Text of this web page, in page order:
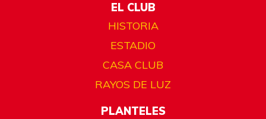
EL CLUB
HISTORIA
ESTADIO
CASA CLUB
RAYOS DE LUZ
PLANTELES